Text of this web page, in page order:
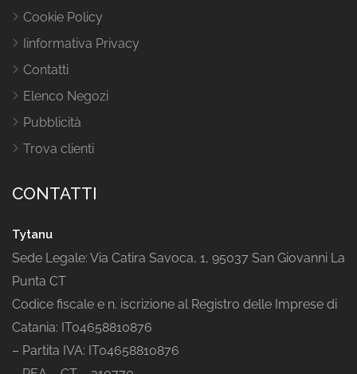
Cookie Policy
Iinformativa Privacy
Contatti
Elenco Negozi
Pubblicità
Trova clienti
CONTATTI
Tytanu
Sede Legale: Via Catira Savoca, 1, 95037 San Giovanni La
Punta CT
Codice fiscale e n. iscrizione al Registro delle Imprese di
Catania: IT04658810876
– Partita IVA: IT04658810876